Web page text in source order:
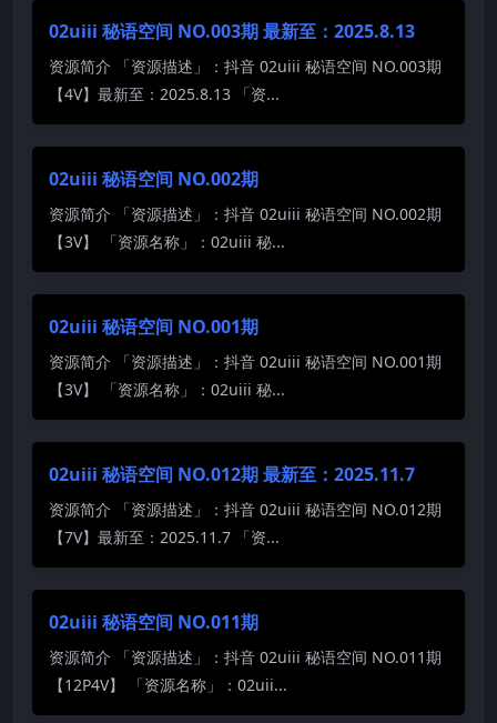
02uiii 秘语空间 NO.003期 最新至：2025.8.13
资源简介 「资源描述」：抖音 02uiii 秘语空间 NO.003期
【4V】最新至：2025.8.13 「资...
02uiii 秘语空间 NO.002期
资源简介 「资源描述」：抖音 02uiii 秘语空间 NO.002期
【3V】 「资源名称」：02uiii 秘...
02uiii 秘语空间 NO.001期
资源简介 「资源描述」：抖音 02uiii 秘语空间 NO.001期
【3V】 「资源名称」：02uiii 秘...
02uiii 秘语空间 NO.012期 最新至：2025.11.7
资源简介 「资源描述」：抖音 02uiii 秘语空间 NO.012期
【7V】最新至：2025.11.7 「资...
02uiii 秘语空间 NO.011期
资源简介 「资源描述」：抖音 02uiii 秘语空间 NO.011期
【12P4V】 「资源名称」：02uii...